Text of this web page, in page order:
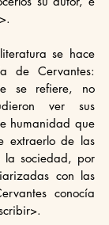
se hace
de Cervantes:
se refiere, no
ver sus
humanidad que
extraerlo de las
la sociedad, por
con las
conocía